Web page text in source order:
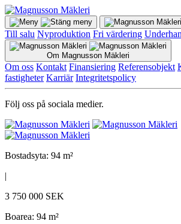
Till salu Nyproduktion Fri värdering
Om Magnusson Mäkleri
Om oss Kontakt Finansiering Referensobjekt
fastigheter Karriär Integritetspolicy
Följ oss på sociala medier.
Bostadsyta: 94 m²
|
3 750 000 SEK
Boarea: 94 m²